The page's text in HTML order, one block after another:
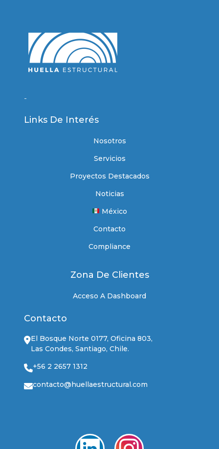
-
Links De Interés
Nosotros
Servicios
Proyectos Destacados
Noticias
México
Contacto
Compliance
Zona De Clientes
Acceso A Dashboard
Contacto
El Bosque Norte 0177, Oficina 803,
Las Condes, Santiago, Chile.
+56 2 2657 1312
contacto@huellaestructural.com